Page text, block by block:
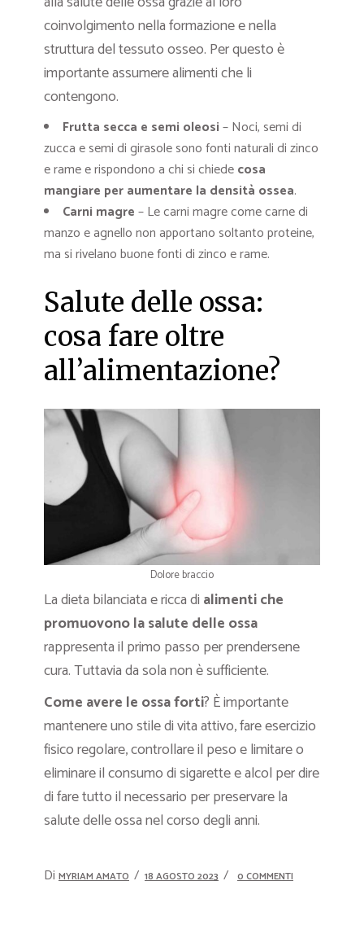
coinvolgimento nella formazione e nella
struttura del tessuto osseo. Per questo è
importante assumere alimenti che li
contengono.
Frutta secca e semi oleosi– Noci, semi di
zucca e semi di girasole sono fonti naturali di zinco
e rame e rispondono a chi si chiedecosa
mangiare per aumentare la densità ossea.
Carni magre– Le carni magre come carne di
manzo e agnello non apportano soltanto proteine,
ma si rivelano buone fonti di zinco e rame.
Salute delle ossa:
cosa fare oltre
all’alimentazione?
Dolore braccio
La dieta bilanciata e ricca di alimenti che
promuovono la salute delle ossa
rappresenta il primo passo per prendersene
cura. Tuttavia da sola non è sufficiente.
Come avere le ossa forti? È importante
mantenere uno stile di vita attivo, fare esercizio
fisico regolare, controllare il peso e limitare o
eliminare il consumo di sigarette e alcol per dire
di fare tutto il necessario per preservare la
salute delle ossa nel corso degli anni.
Di MYRIAM AMATO 18 AGOSTO 2023 0 COMMENTI